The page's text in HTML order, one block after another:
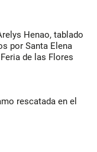
Henao, tablado
por Santa Elena
de las Flores
rescatada en el